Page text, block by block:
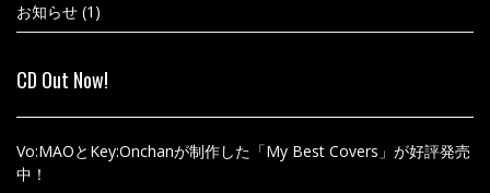
お知らせ (1)
CD Out Now!
Vo:MAOとKey:Onchanが制作した「My Best Covers」が好評発売
中！